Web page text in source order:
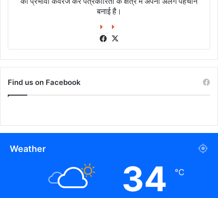
बनाई है।
Facebook
Find us on Facebook
Weather
34 ℃